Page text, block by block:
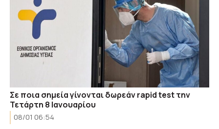
Σε ποια σημεία γίνονται δωρεάν rapid test την
Τετάρτη 8 Ιανουαρίου
08/01 06:54